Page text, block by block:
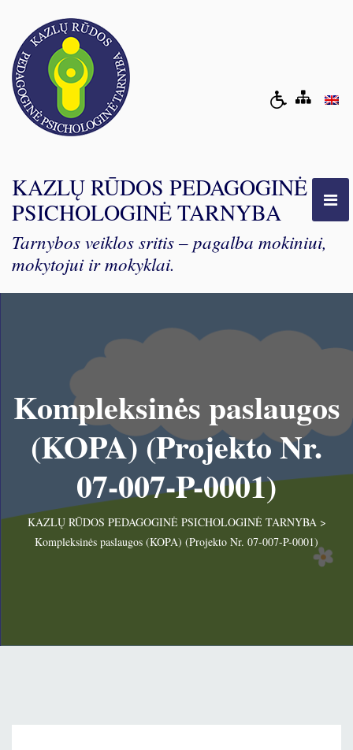
KAZLŲ RŪDOS PEDAGOGINĖ
PSICHOLOGINĖ TARNYBA
Tarnybos veiklos sritis – pagalba mokiniui,
mokytojui ir mokyklai.
Kompleksinės paslaugos
(KOPA) (Projekto Nr.
07-007-P-0001)
KAZLŲ RŪDOS PEDAGOGINĖ PSICHOLOGINĖ TARNYBA>
Kompleksinės paslaugos (KOPA) (Projekto Nr. 07-007-P-0001)